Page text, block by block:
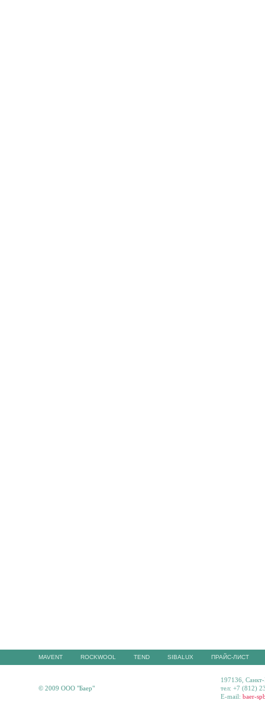
MAVENT ROCKWOOL TEND SIBALUX ПРАЙС-ЛИСТ
© 2009 ООО "Баер"
197136,
тел: +7 (812)
E-mail: baer-